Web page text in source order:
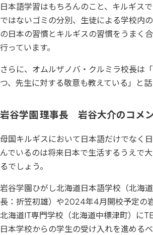
日本語学習はもちろんのこと、キルギス
ではないゴミの分別、生徒による学校内
の日本の習慣とキルギスの習慣をうまく
行っています。
さらに、オムルザノバ・クルミラ校長は
つ、先生に対する敬意も教えている」と話
岩谷学園 理事長 岩谷大介のコメ
母国キルギスにおいて日本語だけでなく
んでいるのは将来日本で生活するうえで
るでしょう。
岩谷学園ひがし北海道日本語学校（北海
長：折笠初雄）や2024年4月開校予定の
北海道IT専門学校（北海道中標津町）に
日本学校からの学生の受け入れを進める